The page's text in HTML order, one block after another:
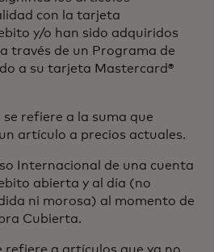
con la tarjeta
y/o han sido adquiridos
través de un Programa de
a su tarjeta Mastercard®
refiere a la suma que
artículo a precios actuales.
Internacional de una cuenta
abierta y al día (no
ni morosa) al momento de
Cubierta.